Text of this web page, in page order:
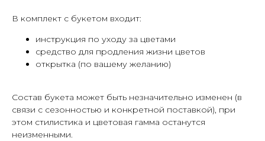
В комплект с букетом входит:
инструкция по уходу за цветами
средство для продления жизни цветов
открытка (по вашему желанию)
Cостав букета может быть незначительно изменен (в
связи с сезонностью и конкретной поставкой), при
этом стилистика и цветовая гамма останутся
неизменными.